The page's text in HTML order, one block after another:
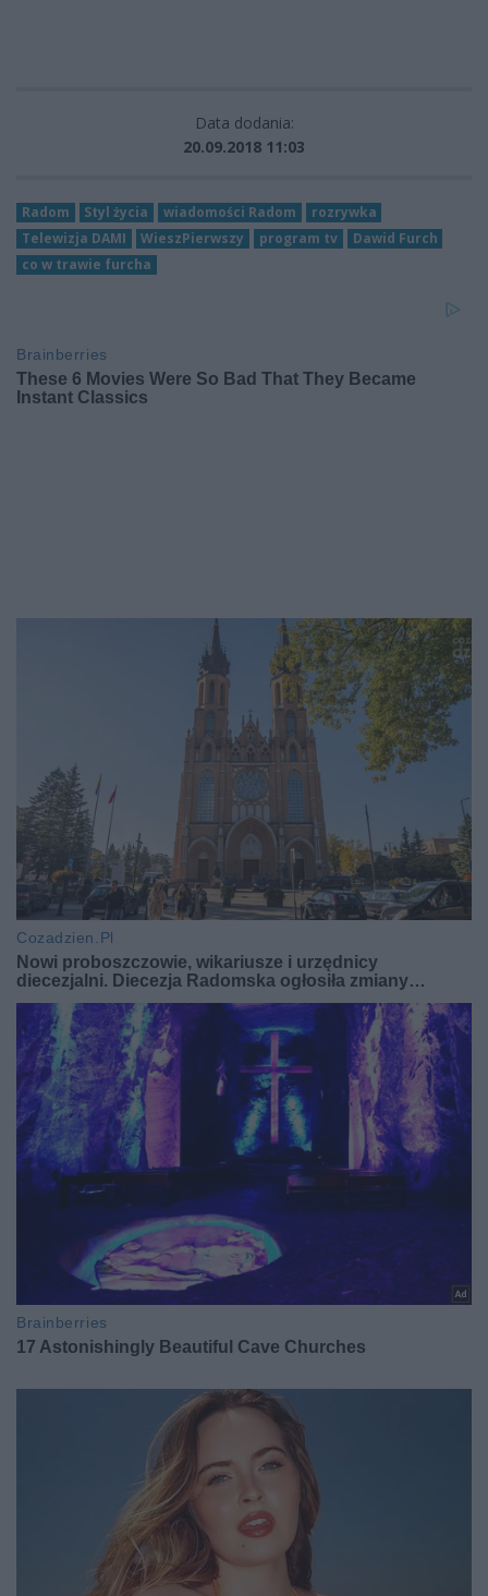
Data dodania:
20.09.2018 11:03
Radom Styl życia wiadomości Radom
rozrywka
Telewizja DAMI
WieszPierwszy program tv
Dawid Furch
co w trawie furcha